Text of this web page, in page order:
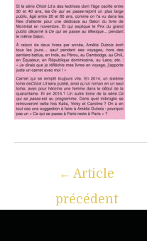
← Article
précédent